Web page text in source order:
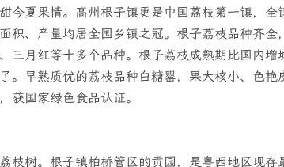
今夏果情。高州根子镇更是中国荔枝第一镇，全
积、产量均居全国乡镇之冠。根子荔枝品种齐全
三月红等十多个品种。根子荔枝成熟期比国内
。早熟质优的荔枝品种白糖罂，果大核小、色艳
获国家绿色食品认证。
枝树。根子镇柏桥管区的贡园，是粤西地区现存